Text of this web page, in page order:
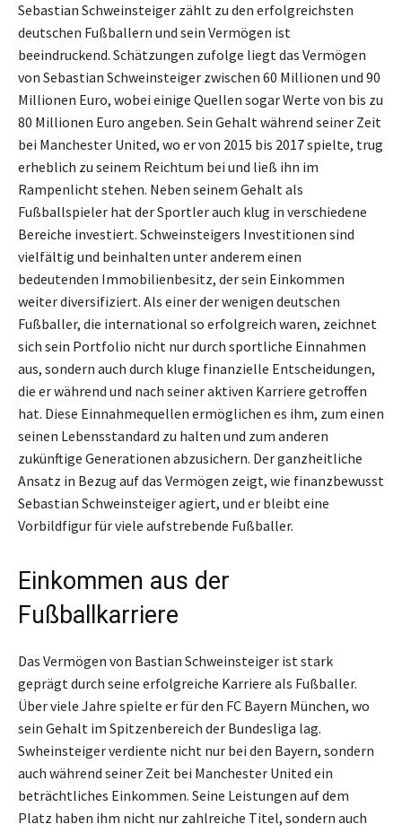
Sebastian Schweinsteiger zählt zu den erfolgreichsten
deutschen Fußballern und sein Vermögen ist
beeindruckend. Schätzungen zufolge liegt das Vermögen
von Sebastian Schweinsteiger zwischen 60 Millionen und 90
Millionen Euro, wobei einige Quellen sogar Werte von bis zu
80 Millionen Euro angeben. Sein Gehalt während seiner Zeit
bei Manchester United, wo er von 2015 bis 2017 spielte, trug
erheblich zu seinem Reichtum bei und ließ ihn im
Rampenlicht stehen. Neben seinem Gehalt als
Fußballspieler hat der Sportler auch klug in verschiedene
Bereiche investiert. Schweinsteigers Investitionen sind
vielfältig und beinhalten unter anderem einen
bedeutenden Immobilienbesitz, der sein Einkommen
weiter diversifiziert. Als einer der wenigen deutschen
Fußballer, die international so erfolgreich waren, zeichnet
sich sein Portfolio nicht nur durch sportliche Einnahmen
aus, sondern auch durch kluge finanzielle Entscheidungen,
die er während und nach seiner aktiven Karriere getroffen
hat. Diese Einnahmequellen ermöglichen es ihm, zum einen
seinen Lebensstandard zu halten und zum anderen
zukünftige Generationen abzusichern. Der ganzheitliche
Ansatz in Bezug auf das Vermögen zeigt, wie finanzbewusst
Sebastian Schweinsteiger agiert, und er bleibt eine
Vorbildfigur für viele aufstrebende Fußballer.
Einkommen aus der
Fußballkarriere
Das Vermögen von Bastian Schweinsteiger ist stark
geprägt durch seine erfolgreiche Karriere als Fußballer.
Über viele Jahre spielte er für den FC Bayern München, wo
sein Gehalt im Spitzenbereich der Bundesliga lag.
Swheinsteiger verdiente nicht nur bei den Bayern, sondern
auch während seiner Zeit bei Manchester United ein
beträchtliches Einkommen. Seine Leistungen auf dem
Platz haben ihm nicht nur zahlreiche Titel, sondern auch